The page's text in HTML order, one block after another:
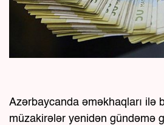
Azərbaycanda əməkhaqları ilə
müzakirələr yenidən gündəmə